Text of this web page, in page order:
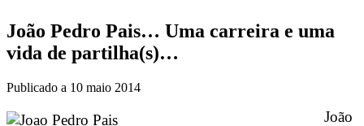
João Pedro Pais… Uma carreira e uma
vida de partilha(s)…
Publicado a 10 maio 2014
João